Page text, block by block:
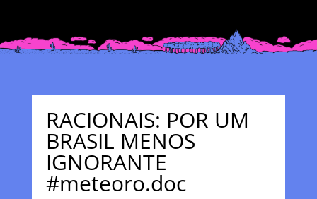
RACIONAIS: POR UM
BRASIL MENOS
IGNORANTE
#meteoro.doc